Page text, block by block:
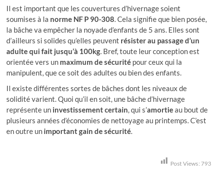
Il est important que les couvertures d’hivernage soient
soumises à la norme NF P 90-308. Cela signifie que bien posée,
la bâche va empêcher la noyade d’enfants de 5 ans. Elles sont
d’ailleurs si solides qu’elles peuvent résister au passage d’un
adulte qui fait jusqu’à 100kg. Bref, toute leur conception est
orientée vers un maximum de sécurité pour ceux qui la
manipulent, que ce soit des adultes ou bien des enfants.
Il existe différentes sortes de bâches dont les niveaux de
solidité varient. Quoi qu’il en soit, une bâche d’hivernage
représente un investissement certain, qui s’amortieau bout de
plusieurs années d’économies de nettoyage au printemps. C’est
en outre un important gain de sécurité.
Post Views: 793